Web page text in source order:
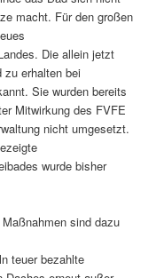
macht. Für den großen
Die allein jetzt
zu erhalten bei
Sie wurden bereits
Mitwirkung des FVFE
nicht umgesetzt.
wurde bisher
sind dazu
teuer bezahlte